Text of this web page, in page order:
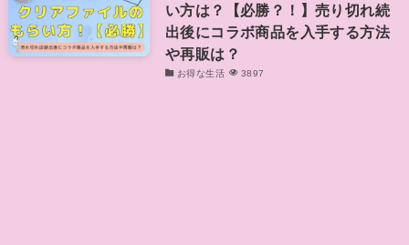
い方は？【必勝？！】売り切れ続
出後にコラボ商品を入手する方法
や再販は？
お得な生活 3897